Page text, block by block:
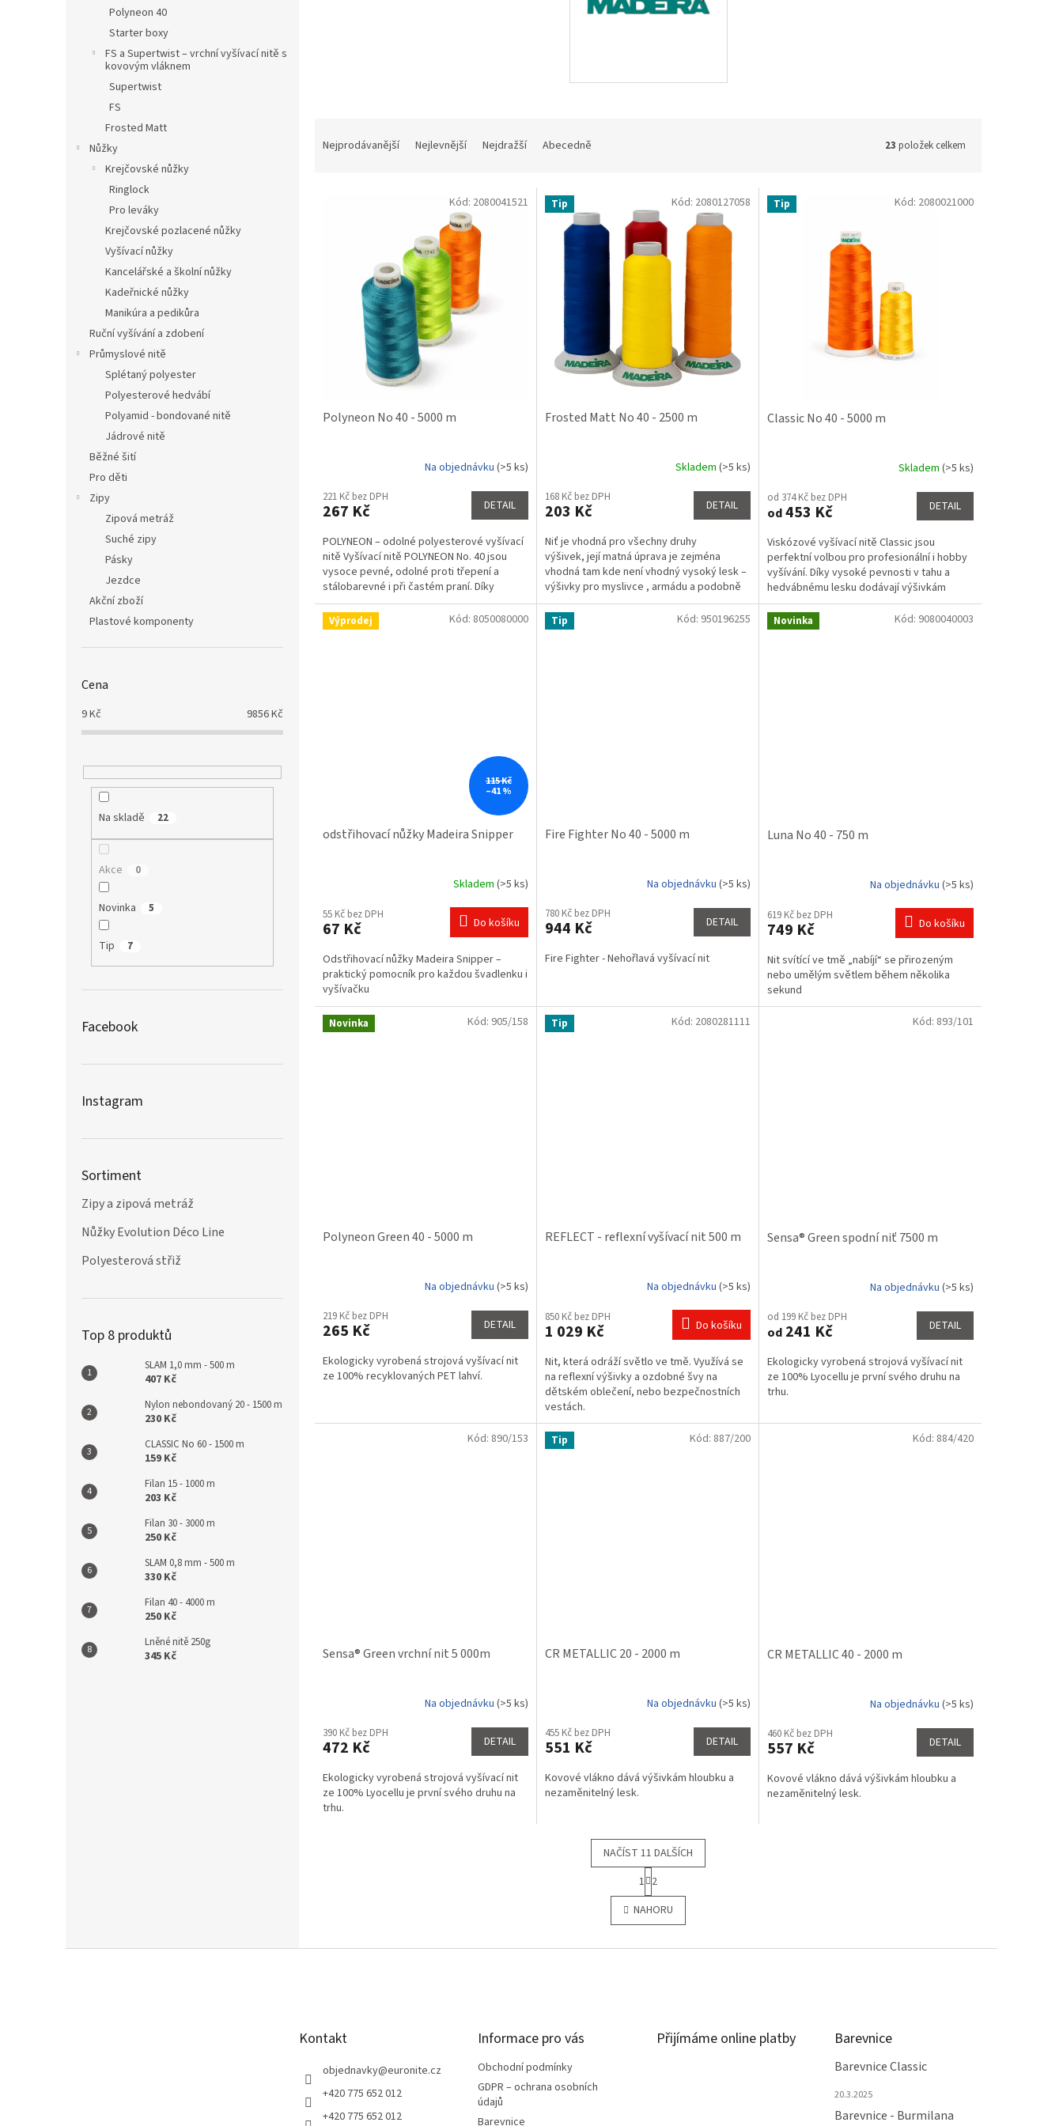
Polyneon 40
Starter boxy
FS a Supertwist – vrchní vyšívací nitě s
kovovým vláknem
Supertwist
FS
Frosted Matt
Nůžky
Krejčovské nůžky
Ringlock
Pro leváky
Krejčovské pozlacené nůžky
Vyšívací nůžky
Kancelářské a školní nůžky
Kadeřnické nůžky
Manikúra a pedikůra
Ruční vyšívání a zdobení
Průmyslové nitě
Splétaný polyester
Polyesterové hedvábí
Polyamid - bondované nitě
Jádrové nitě
Běžné šití
Pro děti
Zipy
Zipová metráž
Suché zipy
Pásky
Jezdce
Akční zboží
Plastové komponenty
Cena
9Kč 9856Kč
Na skladě 22
Akce 0
Novinka 5
Tip 7
Facebook
Instagram
Sortiment
Zipy a zipová metráž
Nůžky Evolution Déco Line
Polyesterová střiž
Top 8 produktů
SLAM 1,0 mm - 500 m
407 Kč
Nylon nebondovaný 20 - 1500 m
230 Kč
CLASSIC No 60 - 1500 m
159 Kč
Filan 15 - 1000 m
203 Kč
Filan 30 - 3000 m
250 Kč
SLAM 0,8 mm - 500 m
330 Kč
Filan 40 - 4000 m
250 Kč
Lněné nitě 250g
345 Kč
Nejprodávanější Nejlevnější Nejdražší Abecedně 23 položek celkem
Polyneon No 40 - 5000 m
produktu
je
z
5
hvězdiček.
Na objednávku (>5 ks)
221 Kč bez DPH
267 Kč DETAIL
POLYNEON – odolné polyesterové vyšívací
nitě Vyšívací nitě POLYNEON No. 40 jsou
vysoce pevné, odolné proti třepení a
stálobarevné i při častém praní. Díky
speciálnímu stáčení v...
Kód: 2080041521 Tip
Frosted Matt No 40 - 2500 m
produktu
je
z
5
hvězdiček.
Skladem (>5 ks)
168 Kč bez DPH
203 Kč DETAIL
Niť je vhodná pro všechny druhy
výšivek, její matná úprava je zejména
vhodná tam kde není vhodný vysoký lesk –
výšivky pro myslivce , armádu a podobně
Kód: 2080127058 Tip
Classic No 40 - 5000 m
produktu
je
z
5
hvězdiček.
Skladem (>5 ks)
od 374 Kč bez DPH
od453 Kč DETAIL
Viskózové vyšívací nitě Classic jsou
perfektní volbou pro profesionální i hobby
vyšívání. Díky vysoké pevnosti v tahu a
hedvábnému lesku dodávají výšivkám
luxusní vzhled a...
Kód: 2080021000
Výprodej
115 Kč
–41 %
odstřihovací nůžky Madeira Snipper
produktu
je
z
5
hvězdiček.
Skladem (>5 ks)
55 Kč bez DPH
67 Kč Do košíku
Odstřihovací nůžky Madeira Snipper –
praktický pomocník pro každou švadlenku i
vyšívačku
Kód: 8050080000 Tip
Fire Fighter No 40 - 5000 m
produktu
je
z
Na objednávku (>5 ks)
780 Kč bez DPH
944 Kč DETAIL
Fire Fighter - Nehořlavá vyšívací nit
Kód: 950196255 Novinka
Luna No 40 - 750 m
produktu
je
z
5
hvězdiček.
Na objednávku (>5 ks)
619 Kč bez DPH
749 Kč Do košíku
Nit svítící ve tmě „nabíjí“ se přirozeným
nebo umělým světlem během několika
sekund
Kód: 9080040003
Novinka
Polyneon Green 40 - 5000 m
Na objednávku (>5 ks)
219 Kč bez DPH
265 Kč DETAIL
Ekologicky vyrobená strojová vyšívací nit
ze 100% recyklovaných PET lahví.
Kód: 905/158 Tip
REFLECT - reflexní vyšívací nit 500 m
Na objednávku (>5 ks)
850 Kč bez DPH
1 029 Kč Do košíku
Nit, která odráží světlo ve tmě. Využívá se
na reflexní výšivky a ozdobné švy na
dětském oblečení, nebo bezpečnostních
vestách.
Kód: 2080281111
Sensa® Green spodní niť 7500 m
Na objednávku (>5 ks)
od 199 Kč bez DPH
od241 Kč DETAIL
Ekologicky vyrobená strojová vyšívací nit
ze 100% Lyocellu je první svého druhu na
trhu.
Kód: 893/101
Sensa® Green vrchní nit 5 000m
Na objednávku (>5 ks)
390 Kč bez DPH
472 Kč DETAIL
Ekologicky vyrobená strojová vyšívací nit
ze 100% Lyocellu je první svého druhu na
trhu.
Kód: 890/153 Tip
CR METALLIC 20 - 2000 m
produktu
je
z
5
Na objednávku (>5 ks)
455 Kč bez DPH
551 Kč DETAIL
Kovové vlákno dává výšivkám hloubku a
nezaměnitelný lesk.
Kód: 887/200
CR METALLIC 40 - 2000 m
Na objednávku (>5 ks)
460 Kč bez DPH
557 Kč DETAIL
Kovové vlákno dává výšivkám hloubku a
nezaměnitelný lesk.
Kód: 884/420
O
v
l
d
NAČÍST 11 DALŠÍCH
S
t
r
á
n
o
1 2
NAHORU
Kontakt
objednavky@euronite.cz
+420 775 652 012
+420 775 652 012
Informace pro vás
Obchodní podmínky
GDPR – ochrana osobních
údajů
Barevnice
Přijímáme online platby Barevnice
Barevnice Classic
20.3.2025
Barevnice - Burmilana